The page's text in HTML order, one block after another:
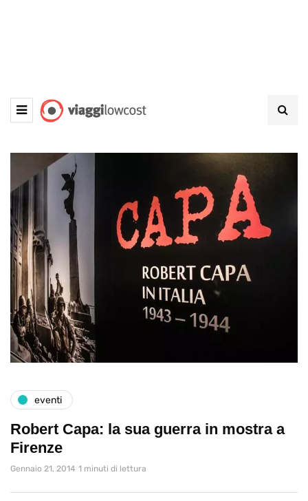
eventi
Robert Capa: la sua guerra in mostra a
Firenze
Gennaio 21, 2014 1 minuti di lettura